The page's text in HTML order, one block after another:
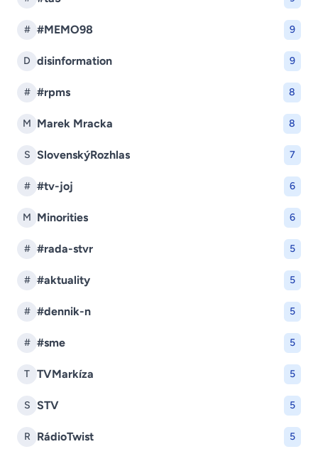
# #MEMO98 9
D disinformation 9
# #rpms 8
M Marek Mracka 8
S SlovenskýRozhlas 7
# #tv-joj 6
M Minorities 6
# #rada-stvr 5
# #aktuality 5
# #dennik-n 5
# #sme 5
T TVMarkíza 5
S STV 5
R RádioTwist 5